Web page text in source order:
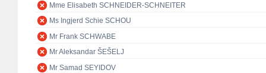
Mme Elisabeth SCHNEIDER-SCHNEITER
Ms Ingjerd Schie SCHOU
Mr Frank SCHWABE
Mr Aleksandar ŠEŠELJ
Mr Samad SEYIDOV